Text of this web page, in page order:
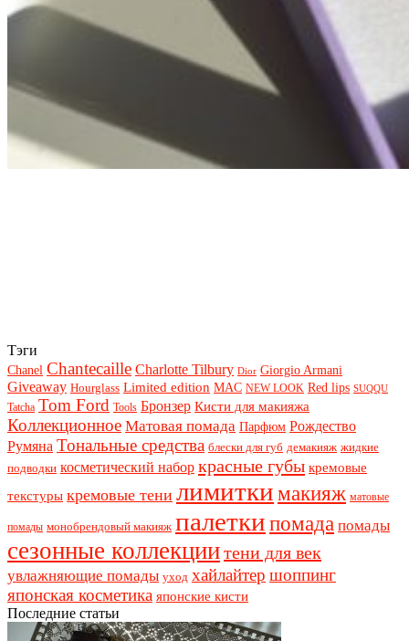
Тэги
Chanel Chantecaille Charlotte Tilbury Dior Giorgio Armani
Giveaway Hourglass Limited edition MAC NEW LOOK Red lips SUQQU
Tatcha Tom Ford Tools Бронзер Кисти для макияжа
Коллекционное Матовая помада Парфюм Рождество
Румяна Тональные средства блески для губ демакияж жидкие
подводки косметический набор красные губы кремовые
текстуры кремовые тени лимиткимакияж матовые
помады монобрендовый макияж палеткипомада помады
сезонные коллекциитени для век
увлажняющие помады уход хайлайтер шоппинг
японская косметика японские кисти
Последние статьи